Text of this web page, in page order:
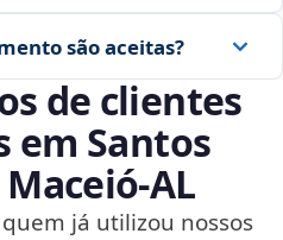
são aceitas?
de clientes
em Santos
já utilizou nossos